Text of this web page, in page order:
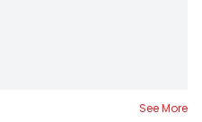
See More